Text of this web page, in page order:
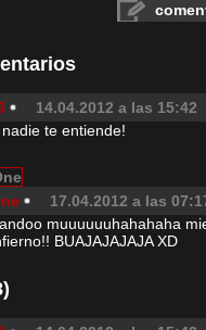
14.04.2012 a las 15:42
te entiende!
17.04.2012 a las
muuuuuuhahahaha
BUAJAJAJAJA XD